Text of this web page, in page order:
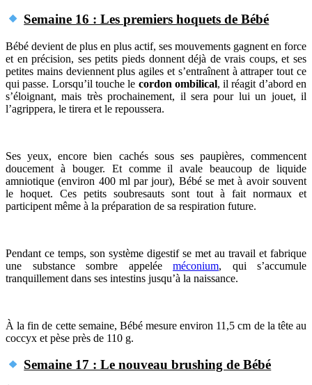
Semaine 16 : Les premiers hoquets de Bébé
Bébé devient de plus en plus actif, ses mouvements gagnent en force
et en précision, ses petits pieds donnent déjà de vrais coups, et ses
petites mains deviennent plus agiles et s’entraînent à attraper tout ce
qui passe. Lorsqu’il touche le cordon ombilical, il réagit d’abord en
s’éloignant, mais très prochainement, il sera pour lui un jouet, il
l’agrippera, le tirera et le repoussera.
Ses yeux, encore bien cachés sous ses paupières, commencent
doucement à bouger. Et comme il avale beaucoup de liquide
amniotique (environ 400 ml par jour), Bébé se met à avoir souvent
le hoquet. Ces petits soubresauts sont tout à fait normaux et
participent même à la préparation de sa respiration future.
Pendant ce temps, son système digestif se met au travail et fabrique
une substance sombre appelée méconium, qui s’accumule
tranquillement dans ses intestins jusqu’à la naissance.
À la fin de cette semaine, Bébé mesure environ 11,5 cm de la tête au
coccyx et pèse près de 110 g.
Semaine 17 : Le nouveau brushing de Bébé